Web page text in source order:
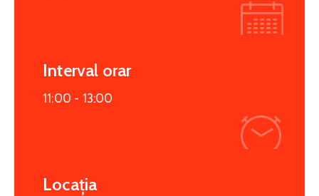
Interval orar
11:00 - 13:00
Locația